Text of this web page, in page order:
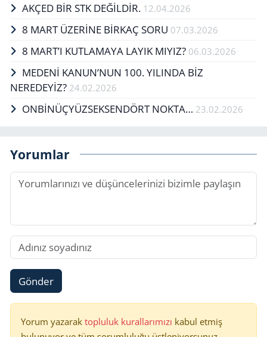
AKÇED BİR STK DEĞİLDİR. 12.04.2026
8 MART ÜZERİNE BİRKAÇ SORU 07.03.2026
8 MART’I KUTLAMAYA LAYIK MIYIZ? 06.03.2026
MEDENİ KANUN’NUN 100. YILINDA BİZ
NEREDEYİZ? 24.02.2026
ONBİNÜÇYÜZSEKSENDÖRT NOKTA… 23.02.2026
Yorumlar
Gönder
Yorum yazarak topluluk kurallarımızı kabul etmiş